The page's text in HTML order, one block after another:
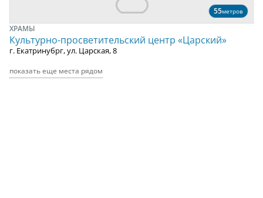
55метров
ХРАМЫ
Культурно-просветительский центр «Царский»
г. Екатринубрг, ул. Царская, 8
показать еще места рядом